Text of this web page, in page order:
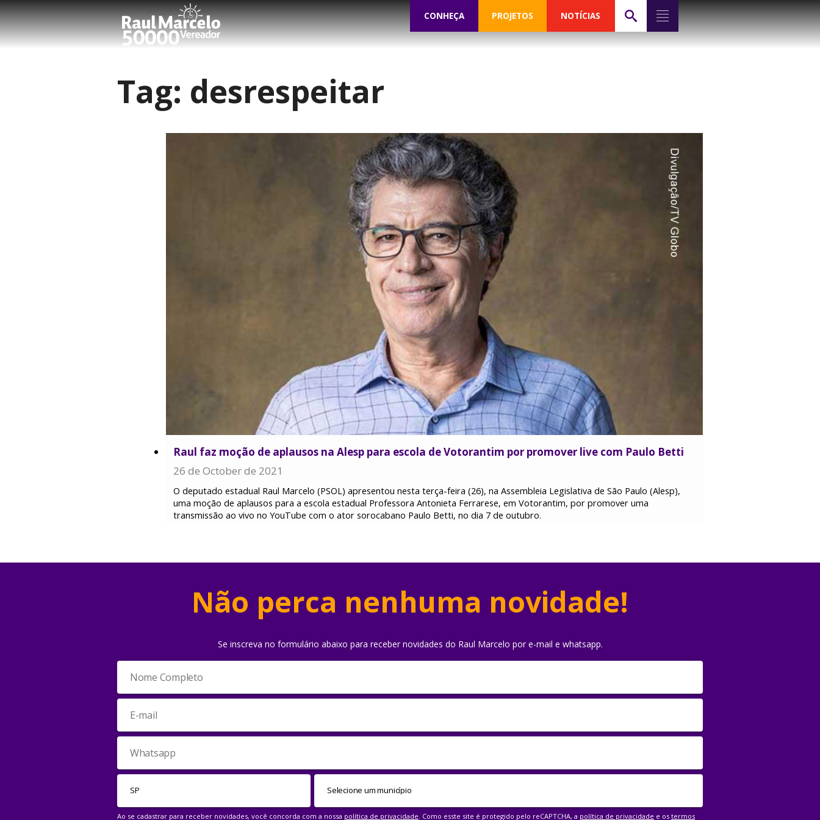
CONHEÇA PROJETOS NOTÍCIAS
Tag: desrespeitar
Raul faz moção de aplausos na Alesp para escola de Votorantim por promover live com Paulo Betti
26 de October de 2021
O deputado estadual Raul Marcelo (PSOL) apresentou nesta terça-feira (26), na Assembleia Legislativa de São Paulo (Alesp),
uma moção de aplausos para a escola estadual Professora Antonieta Ferrarese, em Votorantim, por promover uma
transmissão ao vivo no YouTube com o ator sorocabano Paulo Betti, no dia 7 de outubro.
Não perca nenhuma novidade!
Se inscreva no formulário abaixo para receber novidades do Raul Marcelo por e-mail e whatsapp.
Ao se cadastrar para receber novidades, você concorda com a nossa política de privacidade. Como esste site é protegido pelo reCAPTCHA, a política de privacidade e os termos